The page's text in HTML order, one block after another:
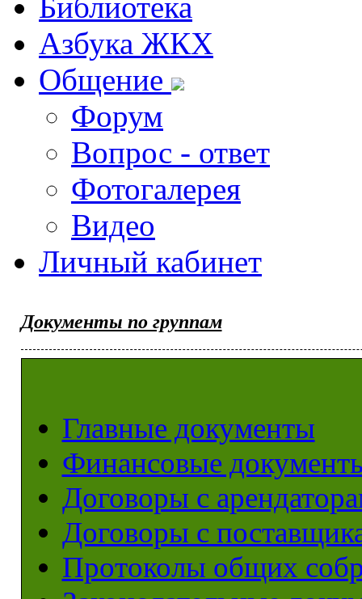
Азбука ЖКХ
Общение
Форум
Вопрос - ответ
Фотогалерея
Видео
Личный кабинет
Документы по группам
Главные документы
Финансовые
Договоры с
Договоры с
Протоколы общих